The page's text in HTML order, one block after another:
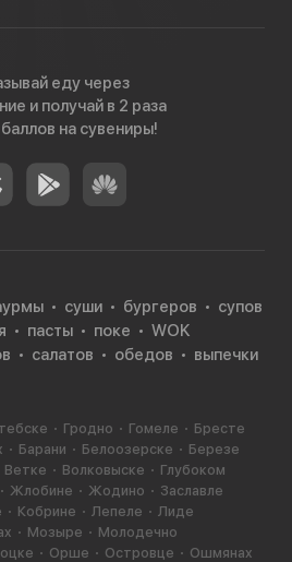
еду через
и получай в 2 раза
на сувениры!
суши бургеров
супов
пасты поке
WOK
салатов обедов
выпечки
Гродно Гомеле
Бресте
Барани Белоозерске
Березе
Ветке Волковыске
Глубоком
Жлобине Жодино
Заславле
Кобрине Лепеле
Лиде
Мозыре
Молодечно
Орше Островце
Ошмянах